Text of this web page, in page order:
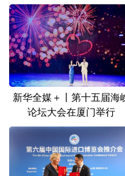
山东 河南
广东 广西
四川 贵州
陕西 甘肃
新疆 内蒙古
多语种频道
新华全媒＋丨第十五届海
论坛大会在厦门举行